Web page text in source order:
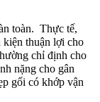
toàn. Thực tế,
kiện thuận lợi cho
chỉ định cho
nặng cho gân
gối có khớp vận